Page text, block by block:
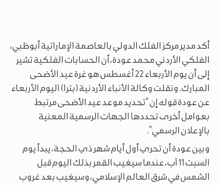
أكد مدير مركز الفلك الدولي بالعاصمة الإماراتية أبوظبي،
الفلكي الأردني محمد عودة، أن الحسابات الفلكية تشير
إلى أن يوم الأربعاء 22 أغسطس هو غرة عيد الأضحى
المبارك. ونقلت وكالة الأنباء الأردنية (بترا) اليوم الأربعاء
عن عودة قوله إن "تحديد موعد عيد الأضحى مرتبط
بعوامل أخرى تحددها الجهات الرسمية المعنية
بالإعلان الرسمي".
وبين عودة أن تحري أول أيام شهر ذي الحجة، يبدأ يوم
السبت 11 آب، عندما سيغيب القمر بذلك اليوم قبل
الشمس في شرق العالم الإسلامي، وسيغيب بعد غروب